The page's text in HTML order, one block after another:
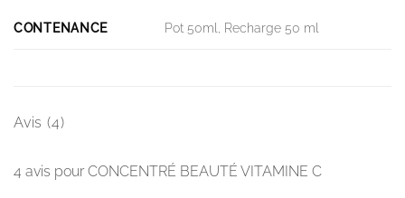
CONTENANCE Pot 50ml, Recharge 50 ml
Avis (4)
4 avis pourCONCENTRÉ BEAUTÉ VITAMINE C